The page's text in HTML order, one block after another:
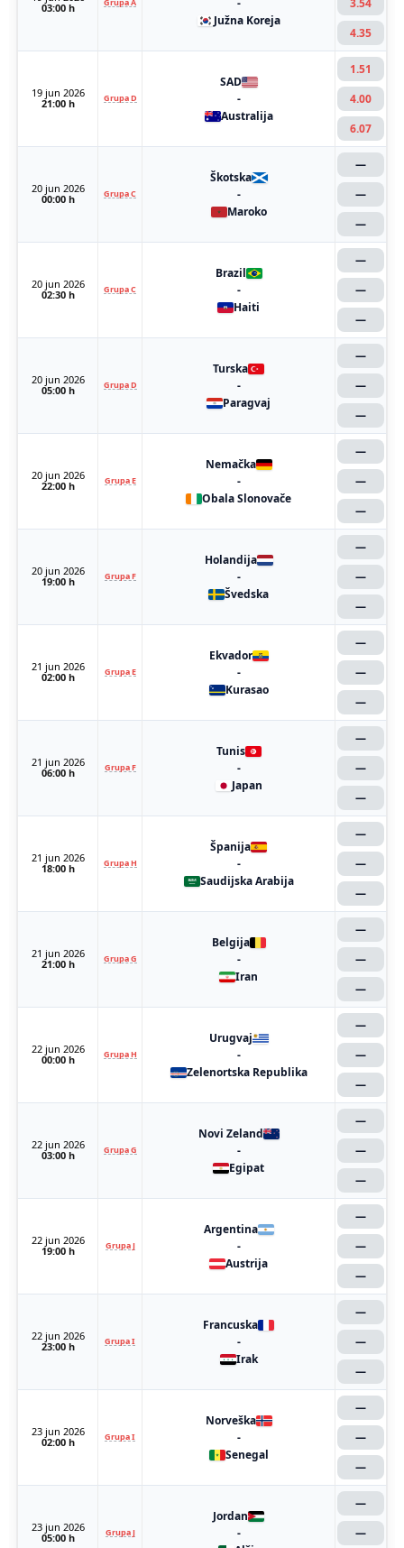
03:00 h
Grupa A
-
Južna Koreja
3.54
4.35
19 jun 2026
21:00 h
Grupa D
SAD
-
Australija
1.51
4.00
6.07
20 jun 2026
00:00 h
Grupa C
Škotska
-
Maroko
—
—
—
20 jun 2026
02:30 h
Grupa C
Brazil
-
Haiti
—
—
—
20 jun 2026
05:00 h
Grupa D
Turska
-
Paragvaj
—
—
—
20 jun 2026
22:00 h
Grupa E
Nemačka
-
Obala Slonovače
—
—
—
20 jun 2026
19:00 h
Grupa F
Holandija
-
Švedska
—
—
—
21 jun 2026
02:00 h
Grupa E
Ekvador
-
Kurasao
—
—
—
21 jun 2026
06:00 h
Grupa F
Tunis
-
Japan
—
—
—
21 jun 2026
18:00 h
Grupa H
Španija
-
Saudijska Arabija
—
—
—
21 jun 2026
21:00 h
Grupa G
Belgija
-
Iran
—
—
—
22 jun 2026
00:00 h
Grupa H
Urugvaj
-
Zelenortska Republika
—
—
—
22 jun 2026
03:00 h
Grupa G
Novi Zeland
-
Egipat
—
—
—
22 jun 2026
19:00 h
Grupa J
Argentina
-
Austrija
—
—
—
22 jun 2026
23:00 h
Grupa I
Francuska
-
Irak
—
—
—
23 jun 2026
02:00 h
Grupa I
Norveška
-
Senegal
—
—
—
23 jun 2026
05:00 h
Grupa J
Jordan
-
—
—